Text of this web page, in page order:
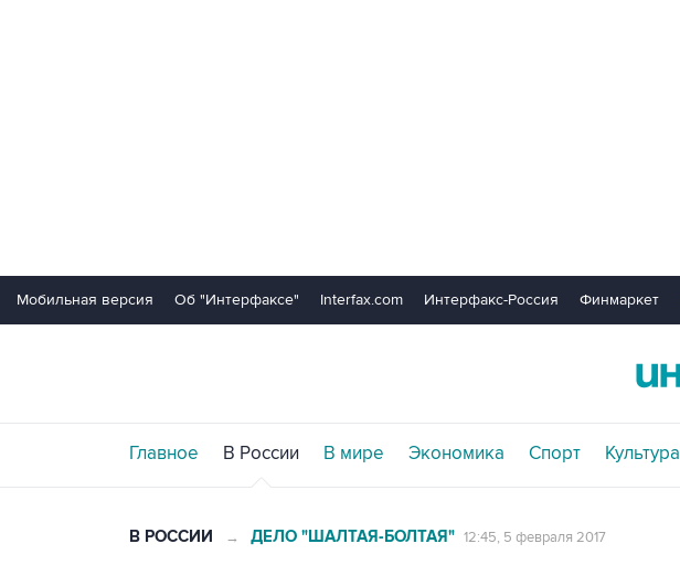
Мобильная версия Об "Интерфаксе" Interfax.com Интерфакс-Россия Финмаркет
Главное В России В мире Экономика Спорт Культура
В РОССИИ → ДЕЛО "ШАЛТАЯ-БОЛТАЯ" 12:45, 5 февраля 2017